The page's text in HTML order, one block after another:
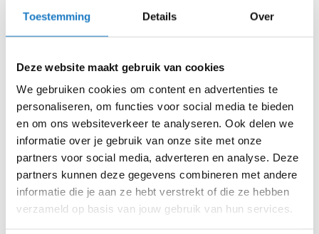
Toestemming Details Over
Deze website maakt gebruik van cookies
We gebruiken cookies om content en advertenties te
personaliseren, om functies voor social media te bieden
en om ons websiteverkeer te analyseren. Ook delen we
informatie over je gebruik van onze site met onze
partners voor social media, adverteren en analyse. Deze
partners kunnen deze gegevens combineren met andere
informatie die je aan ze hebt verstrekt of die ze hebben
verzameld op basis van jouw gebruik van hun services.
n
B
x
e
r
e
l
m
e
n
Scorpion
EXO-491
Normale prijs 169,90 -15%
144,-
EXO-R1 EVO II AIR
Normale prijs 499,90 -10%
449,91